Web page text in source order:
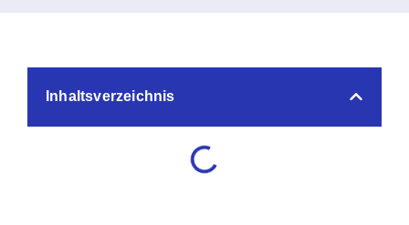
Inhaltsverzeichnis